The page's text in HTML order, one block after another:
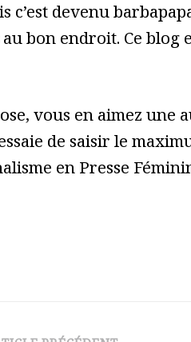
c’est devenu
bon endroit. Ce
vous en aimez une
de saisir le
en Presse